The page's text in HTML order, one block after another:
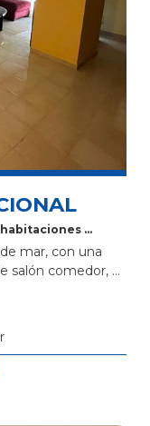
a
mar, con una
salón comedor,
plaza...